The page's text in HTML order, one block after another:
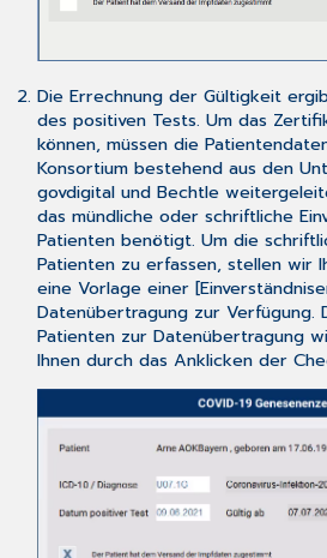
Die Errechnung der Gültigkeit
des positiven Tests. Um das
können, müssen die
Konsortium bestehend aus den
govdigital und Bechtle
das mündliche oder schriftliche
Patienten benötigt. Um die
Patienten zu erfassen, stellen wir
eine Vorlage einer
Datenübertragung zur Verfügung.
Patienten zur Datenübertragung
Ihnen durch das Anklicken der